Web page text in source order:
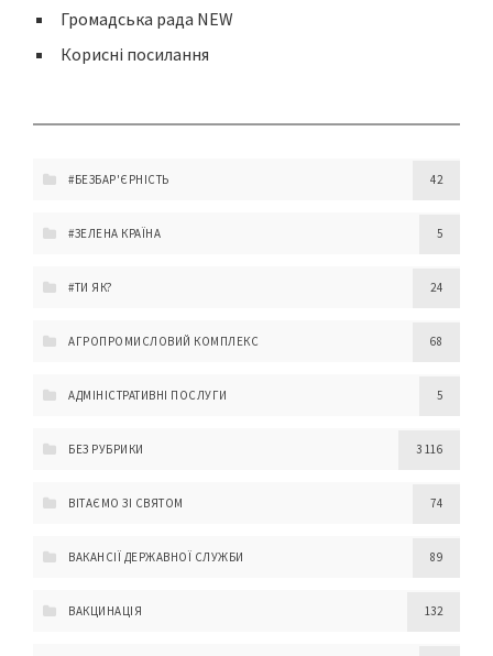
Громадська рада NEW
Корисні посилання
#БЕЗБАР'ЄРНІСТЬ 42
#ЗЕЛЕНА КРАЇНА 5
#ТИ ЯК? 24
АГРОПРОМИСЛОВИЙ КОМПЛЕКС 68
АДМІНІСТРАТИВНІ ПОСЛУГИ 5
БЕЗ РУБРИКИ 3 116
ВІТАЄМО ЗІ СВЯТОМ 74
ВАКАНСІЇ ДЕРЖАВНОЇ СЛУЖБИ 89
ВАКЦИНАЦІЯ 132